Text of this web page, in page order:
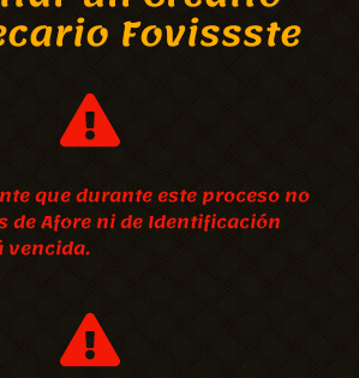
Fovissste
que durante este proceso no
de Afore ni de Identificación
vencida.